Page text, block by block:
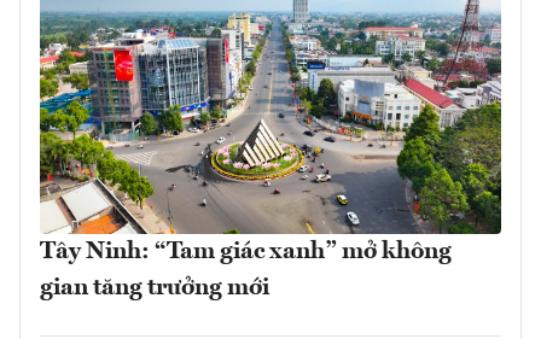
Tây Ninh: “Tam giác xanh” mở không
gian tăng trưởng mới